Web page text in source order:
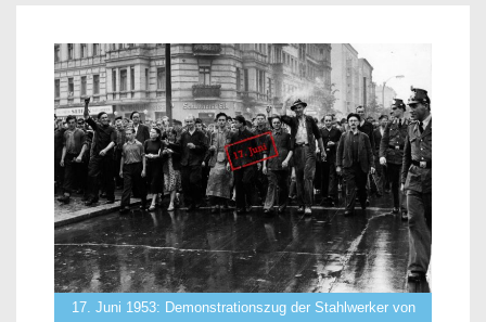
17. Juni 1953: Demonstrationszug der Stahlwerker von